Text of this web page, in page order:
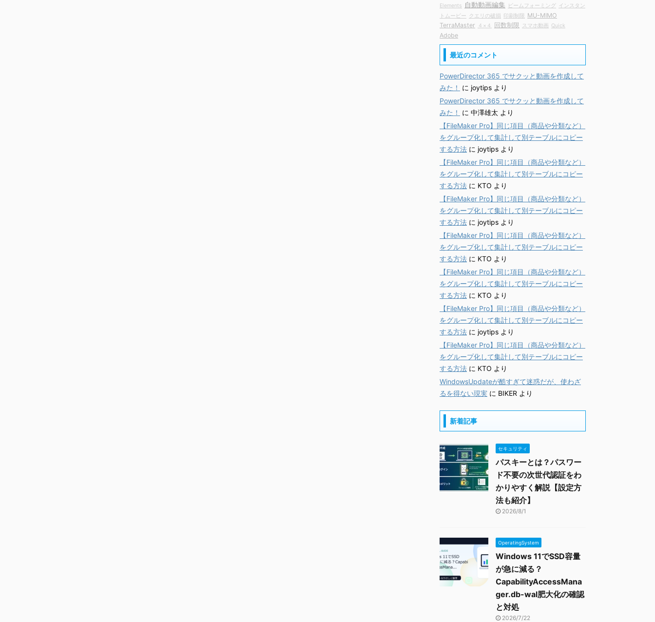
Elements
自動動画編集 ビームフォーミング
インスタン
トムービー
クエリの破損 印刷制限
MU-MIMO
TerraMaster
４×４ 回数制限 スマホ動画 Quick
Adobe
最近のコメント
PowerDirector 365 でサクッと動画を作成して
みた！
に joytips より
PowerDirector 365 でサクッと動画を作成して
みた！
に 中澤雄太 より
【FileMaker Pro】同じ項目（商品や分類など）
をグループ化して集計して別テーブルにコピー
する方法 に joytips より
【FileMaker Pro】同じ項目（商品や分類など）
をグループ化して集計して別テーブルにコピー
する方法 に KTO より
【FileMaker Pro】同じ項目（商品や分類など）
をグループ化して集計して別テーブルにコピー
する方法 に joytips より
【FileMaker Pro】同じ項目（商品や分類など）
をグループ化して集計して別テーブルにコピー
する方法 に KTO より
【FileMaker Pro】同じ項目（商品や分類など）
をグループ化して集計して別テーブルにコピー
する方法 に KTO より
【FileMaker Pro】同じ項目（商品や分類など）
をグループ化して集計して別テーブルにコピー
する方法 に joytips より
【FileMaker Pro】同じ項目（商品や分類など）
をグループ化して集計して別テーブルにコピー
する方法 に KTO より
WindowsUpdateが酷すぎて迷惑だが、使わざ
るを得ない現実 に BIKER より
新着記事
セキュリティ
パスキーとは？パスワー
ド不要の次世代認証をわ
かりやすく解説【設定方
法も紹介】
2026/8/1
OperatingSystem
Windows 11でSSD容量
が急に減る？
CapabilityAccessMana
ger.db-wal肥大化の確認
と対処
2026/7/22